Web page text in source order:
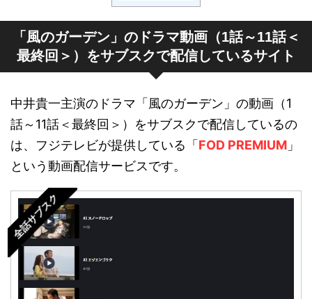
「風のガーデン」のドラマ動画（1話～11話＜
最終回＞）をサブスクで配信しているサイト
中井貴一主演のドラマ「風のガーデン」の動画（1
話～11話＜最終回＞）をサブスクで配信しているの
は、フジテレビが提供している「 FOD PREMIUM 」
という動画配信サービスです。
全話サブスク